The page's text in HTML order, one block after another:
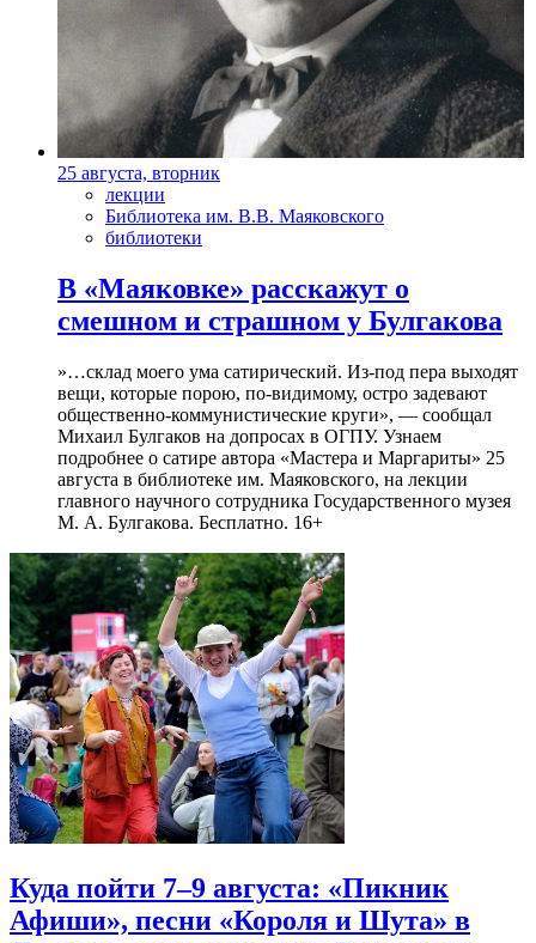
25 августа, вторник
лекции
Библиотека им. В.В. Маяковского
библиотеки
В «Маяковке» расскажут о
смешном и страшном у Булгакова
»…склад моего ума сатирический. Из-под пера выходят
вещи, которые порою, по-видимому, остро задевают
общественно-коммунистические круги», — сообщал
Михаил Булгаков на допросах в ОГПУ. Узнаем
подробнее о сатире автора «Мастера и Маргариты» 25
августа в библиотеке им. Маяковского, на лекции
главного научного сотрудника Государственного музея
М. А. Булгакова. Бесплатно. 16+
Куда пойти 7–9 августа: «Пикник
Афиши», песни «Короля и Шута» в